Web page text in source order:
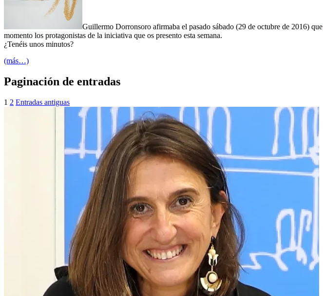
Guillermo Dorronsoro afirmaba el pasado sábado (29 de octubre de 2016) que
momento los protagonistas de la iniciativa que os presento esta semana.
¿Tenéis unos minutos?
(más…)
Paginación de entradas
1 2 Entradas antiguas